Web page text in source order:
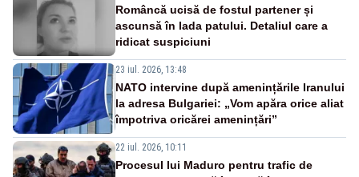
Româncă ucisă de fostul partener și
ascunsă în lada patului. Detaliul care a
ridicat suspiciuni
23 iul. 2026, 13:48
NATO intervine după amenințările Iranului
la adresa Bulgariei: „Vom apăra orice aliat
împotriva oricărei amenințări”
22 iul. 2026, 10:11
Procesul lui Maduro pentru trafic de